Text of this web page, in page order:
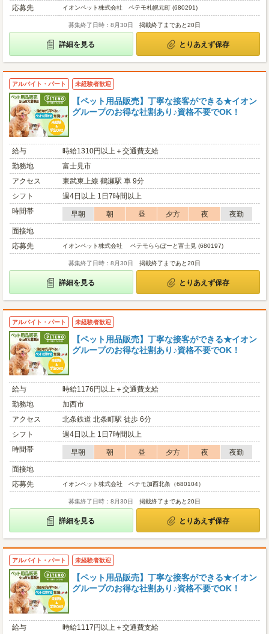
応募先
イオンペット株式会社 ペテモ札幌元町 (680291)
募集終了日時：8月30日 掲載終了まであと20日
詳細を見る とりあえず保存
アルバイト・パート 未経験者歓迎
【ペット用品販売】丁寧な接客ができる★イオン
グループのお得な社割あり♪資格不要でOK！
給与
時給1310円以上＋交通費支給
勤務地
富士見市
アクセス
東武東上線 鶴瀬駅 車 9分
シフト
週4日以上 1日7時間以上
時間帯
早朝 朝 昼 夕方 夜
夜勤
面接地
応募先
イオンペット株式会社 ペテモららぽーと富士見 (680197)
募集終了日時：8月30日 掲載終了まであと20日
詳細を見る とりあえず保存
アルバイト・パート 未経験者歓迎
【ペット用品販売】丁寧な接客ができる★イオン
グループのお得な社割あり♪資格不要でOK！
給与
時給1176円以上＋交通費支給
勤務地
加西市
アクセス
北条鉄道 北条町駅 徒歩 6分
シフト
週4日以上 1日7時間以上
時間帯
早朝 朝 昼 夕方 夜
夜勤
面接地
応募先
イオンペット株式会社 ペテモ加西北条（680104）
募集終了日時：8月30日 掲載終了まであと20日
詳細を見る とりあえず保存
アルバイト・パート 未経験者歓迎
【ペット用品販売】丁寧な接客ができる★イオン
グループのお得な社割あり♪資格不要でOK！
給与
時給1117円以上＋交通費支給